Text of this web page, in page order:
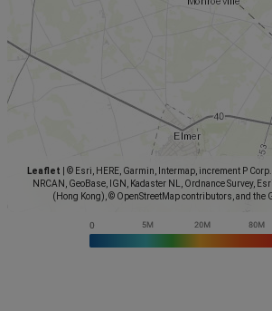
Leaflet
© Esri, HERE, Garmin, Intermap, increment P Corp.,
NRCAN, GeoBase, IGN, Kadaster NL, Ordnance Survey,
(Hong Kong), © OpenStreetMap contributors, and the